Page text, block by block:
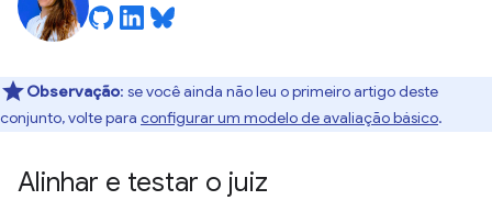
Observação: se você ainda não leu o primeiro artigo deste
conjunto, volte para configurar um modelo de avaliação básico.
Alinhar e testar o juiz